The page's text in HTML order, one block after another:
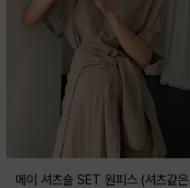
메이 셔츠숄 SET 원피스 (셔츠같은